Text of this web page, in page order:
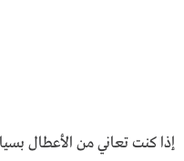
إذا كنت تعاني من الأعطال